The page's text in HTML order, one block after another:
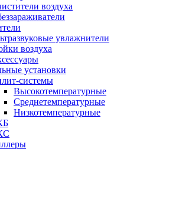
воздуха
увлажнители
воздуха
установки
системы
Высокотемпературные
Среднетемпературные
Низкотемпературные